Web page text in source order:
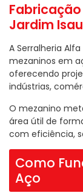
Jardim
A Serralheria
mezaninos em
oferecendo
indústrias,
O mezanino
área útil de
com eficiência,
Como
Aço